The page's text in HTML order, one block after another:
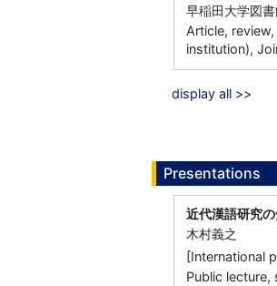
早稲田大学図
Article,
institution),
display all >>
Presentations
近代漢語研究
木村義之
[International
Public lecture,